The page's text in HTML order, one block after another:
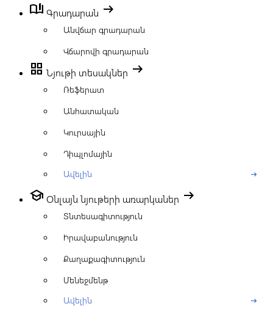
book_ribbon Գրադարան arrow_right_alt
Անվճար գրադարան
Վճարովի գրադարան
grid_view Նյութի տեսակներ arrow_right_alt
Ռեֆերատ
Անհատական
Կուրսային
Դիպլոմային
Ավելին
arrow_right_alt
school Օնլայն նյութերի առարկաներ arrow_right_alt
Տնտեսագիտություն
Իրավաբանություն
Քաղաքագիտություն
Մենեջմենթ
Ավելին
arrow_right_alt